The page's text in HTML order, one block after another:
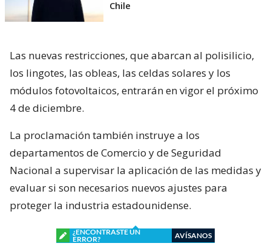
Chile
Las nuevas restricciones, que abarcan al polisilicio,
los lingotes, las obleas, las celdas solares y los
módulos fotovoltaicos, entrarán en vigor el próximo
4 de diciembre.
La proclamación también instruye a los
departamentos de Comercio y de Seguridad
Nacional a supervisar la aplicación de las medidas y
evaluar si son necesarios nuevos ajustes para
proteger la industria estadounidense.
¿ENCONTRASTE UN
ERROR?
AVÍSANOS